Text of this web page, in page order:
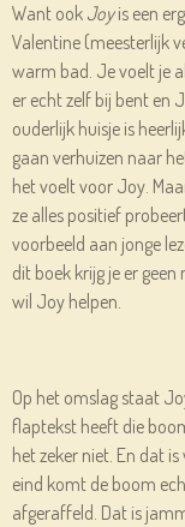
Want ook Joyis een
Valentine (meesterlijk
warm bad. Je voelt je
er echt zelf bij bent en
ouderlijk huisje is
gaan verhuizen naar
het voelt voor Joy.
ze alles positief
voorbeeld aan jonge
dit boek krijg je er
wil Joy helpen.
Op het omslag staat
flaptekst heeft die
het zeker niet. En dat
eind komt de boom
afgeraffeld. Dat is